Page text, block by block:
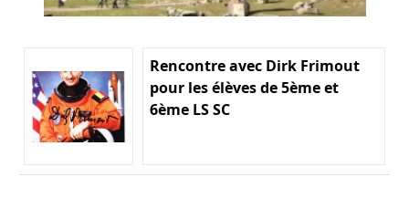
Rencontre avec Dirk Frimout
pour les élèves de 5ème et
6ème LS SC